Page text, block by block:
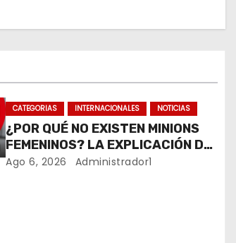
CATEGORIAS INTERNACIONALES NOTICIAS
¿POR QUÉ NO EXISTEN MINIONS
FEMENINOS? LA EXPLICACIÓN DE
SU CREADOR QUE VOLVIÓ A
Ago 6, 2026 Administrador1